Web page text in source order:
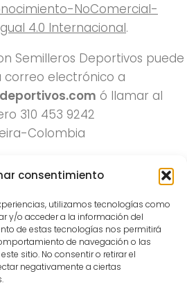
consentimiento
utilizamos tecnologías como
y/o acceder a la información del
de estas tecnologías nos permitirá
de navegación o las
sitio. No consentir o retirar el
negativamente a ciertas
NoComercial-
4.0 Internacional.
Semilleros Deportivos puede
correo electrónico a
ó llamar al
310 453 9242
Colombia
reservados 2022.
con el